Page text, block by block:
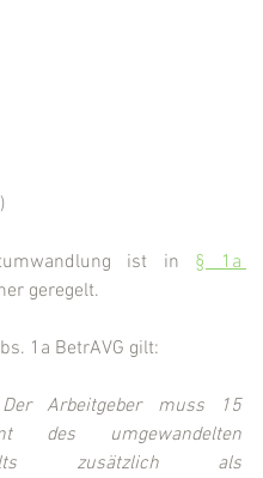
ist in § 1a
geregelt.
1a BetrAVG gilt:
Arbeitgeber muss 15
des umgewandelten
zusätzlich als